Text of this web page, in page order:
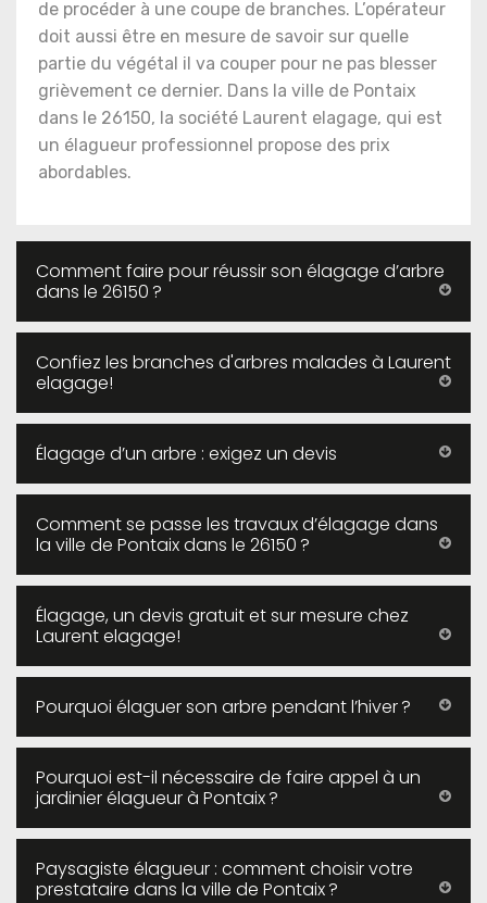
de procéder à une coupe de branches. L’opérateur
doit aussi être en mesure de savoir sur quelle
partie du végétal il va couper pour ne pas blesser
grièvement ce dernier. Dans la ville de Pontaix
dans le 26150, la société Laurent elagage, qui est
un élagueur professionnel propose des prix
abordables.
Comment faire pour réussir son élagage d’arbre
dans le 26150 ?
Confiez les branches d'arbres malades à Laurent
elagage!
Élagage d’un arbre : exigez un devis
Comment se passe les travaux d’élagage dans
la ville de Pontaix dans le 26150 ?
Élagage, un devis gratuit et sur mesure chez
Laurent elagage!
Pourquoi élaguer son arbre pendant l’hiver ?
Pourquoi est-il nécessaire de faire appel à un
jardinier élagueur à Pontaix ?
Paysagiste élagueur : comment choisir votre
prestataire dans la ville de Pontaix ?